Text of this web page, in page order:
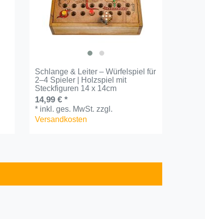
Schlange & Leiter – Würfelspiel für
2–4 Spieler | Holzspiel mit
Steckfiguren 14 x 14cm
14,99 € *
* inkl. ges. MwSt. zzgl.
Versandkosten